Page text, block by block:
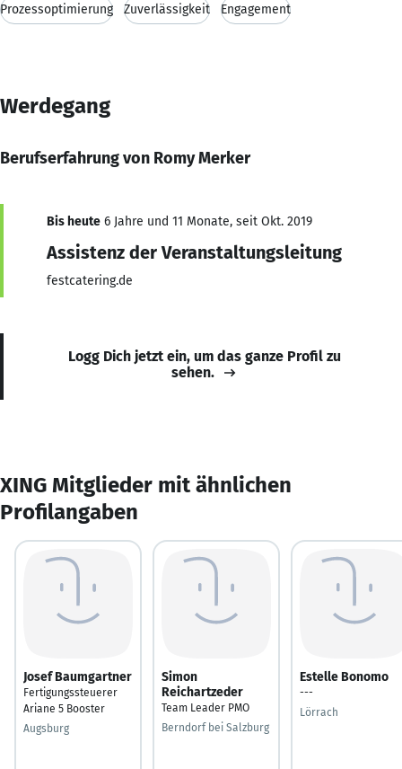
Prozessoptimierung Zuverlässigkeit Engagement
Werdegang
Berufserfahrung von Romy Merker
Bis heute 6 Jahre und 11 Monate, seit Okt. 2019
Assistenz der Veranstaltungsleitung
festcatering.de
Logg Dich jetzt ein, um das ganze Profil zu
sehen.
XING Mitglieder mit ähnlichen
Profilangaben
Josef Baumgartner
Fertigungssteuerer
Ariane 5 Booster
Augsburg
Simon
Reichartzeder
Team Leader PMO
Berndorf bei Salzburg
Estelle Bonomo
---
Lörrach